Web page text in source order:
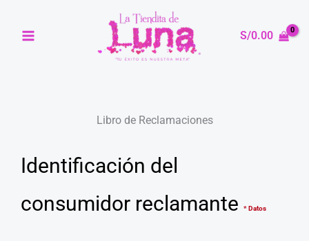
S/0.00
Libro de Reclamaciones
Identificación del
consumidor reclamante
* Datos